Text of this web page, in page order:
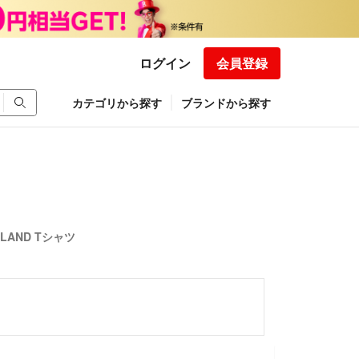
ログイン 会員登録
カテゴリから探す ブランドから探す
Tシャツ